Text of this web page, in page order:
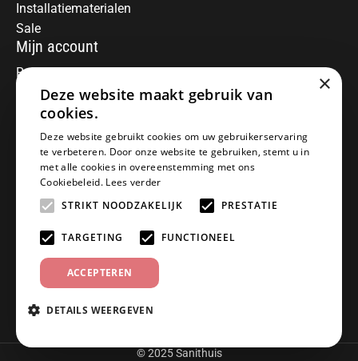
Installatiematerialen
Sale
Mijn account
Registreren
Mijn bestellingen
Informatie
Over ons
Algemene voorwaarden
Disclaimer
Privacy Policy
Betaalmethoden
Retourneren
Klantenservice
Offerte aanvragen
Contact
© 2025 Sanithuis
×
Deze website maakt gebruik van
cookies.
Deze website gebruikt cookies om uw gebruikerservaring
te verbeteren. Door onze website te gebruiken, stemt u in
met alle cookies in overeenstemming met ons
Cookiebeleid. Lees verder
STRIKT NOODZAKELIJK
PRESTATIE
TARGETING FUNCTIONEEL
ACCEPTEREN
DETAILS WEERGEVEN